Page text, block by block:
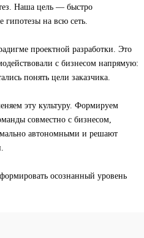
Наша цель — быстро
гипотезы на всю сеть.
проектной разработки. Это
с бизнесом напрямую:
понять цели заказчика.
эту культуру. Формируем
совместно с бизнесом,
автономными и решают
осознанный уровень